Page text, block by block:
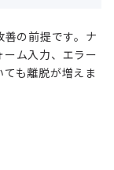
の前提です。ナ
ム入力、エラー
も離脱が増えま